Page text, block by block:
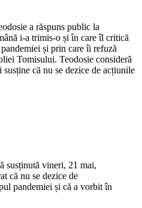
a răspuns public la
i-a trimis-o și în care îl critică
și prin care îi refuză
Tomisului. Teodosie consideră
că nu se dezice de acțiunile
susținută vineri, 21 mai,
că nu se dezice de
pandemiei și că a vorbit în